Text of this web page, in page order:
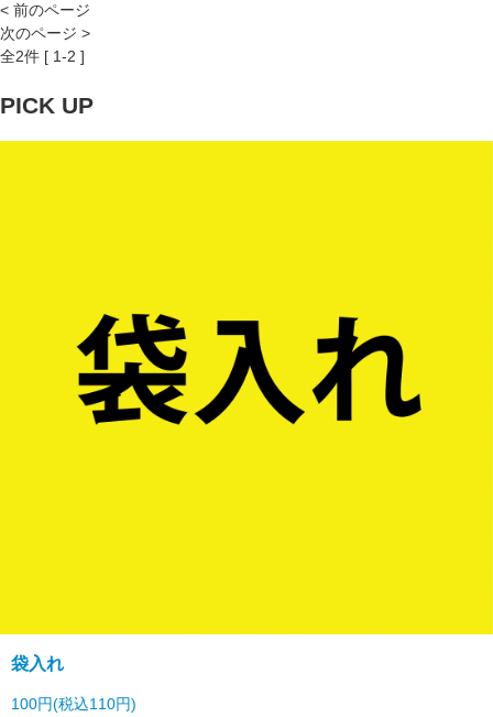
< 前のページ
次のページ >
全2件 [ 1-2 ]
PICK UP
袋入れ
100円(税込110円)